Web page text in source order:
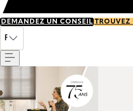
DEMANDEZ UN CONSEIL TROUVEZ
FR